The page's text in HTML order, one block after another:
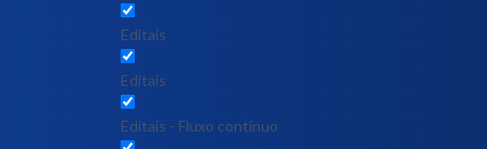
Editais
Editais
Editais - Fluxo contínuo